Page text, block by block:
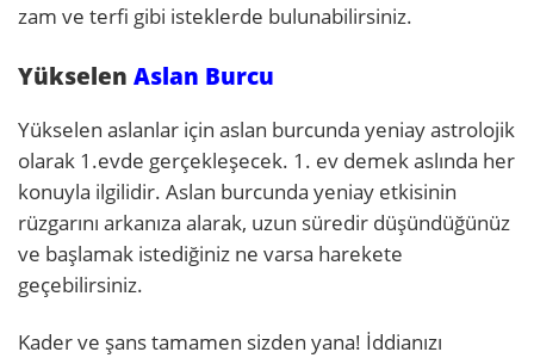
zam ve terfi gibi isteklerde bulunabilirsiniz.
Yükselen Aslan Burcu
Yükselen aslanlar için aslan burcunda yeniay astrolojik
olarak 1.evde gerçekleşecek. 1. ev demek aslında her
konuyla ilgilidir. Aslan burcunda yeniay etkisinin
rüzgarını arkanıza alarak, uzun süredir düşündüğünüz
ve başlamak istediğiniz ne varsa harekete
geçebilirsiniz.
Kader ve şans tamamen sizden yana! İddianızı